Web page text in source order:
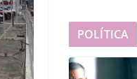
POLÍTICA